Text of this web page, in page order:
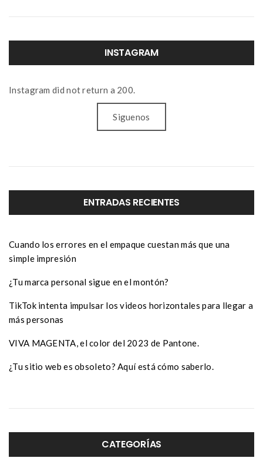
INSTAGRAM
Instagram did not return a 200.
Siguenos
ENTRADAS RECIENTES
Cuando los errores en el empaque cuestan más que una
simple impresión
¿Tu marca personal sigue en el montón?
TikTok intenta impulsar los videos horizontales para llegar a
más personas
VIVA MAGENTA, el color del 2023 de Pantone.
¿Tu sitio web es obsoleto? Aquí está cómo saberlo.
CATEGORÍAS